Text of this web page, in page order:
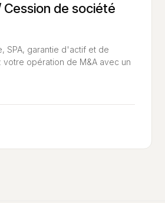
Cession de société
SPA, garantie d'actif et de
votre opération de M&A avec un